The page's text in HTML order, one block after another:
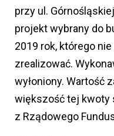
przy ul.
projekt wybrany do
2019 rok, którego
zrealizować.
wyłoniony. Wartość
większość tej kwoty
z Rządowego